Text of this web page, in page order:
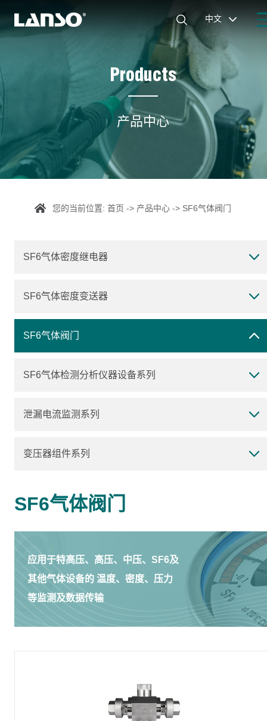
 中文 
Products
产品中心
您的当前位置: 首页 -> 产品中心-> SF6气体阀门
SF6气体密度继电器
SF6气体密度变送器
SF6气体阀门
SF6气体检测分析仪器设备系列
泄漏电流监测系列
变压器组件系列
SF6气体阀门
应用于特高压、高压、中压、SF6及
其他气体设备的 温度、密度、压力
等监测及数据传输